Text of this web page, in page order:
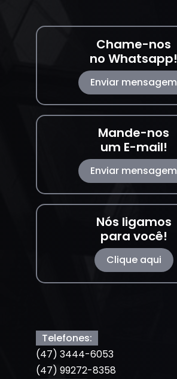
Chame-nos
no Whatsapp!
Enviar mensagem
Mande-nos
um E-mail!
Enviar mensagem
Nós ligamos
para você!
Clique aqui
Telefones:
(47) 3444-6053
(47) 99272-8358